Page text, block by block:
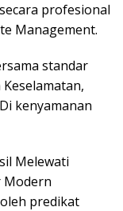
profesional
Management.
standar
kenyamanan
Melewati
Modern
predikat